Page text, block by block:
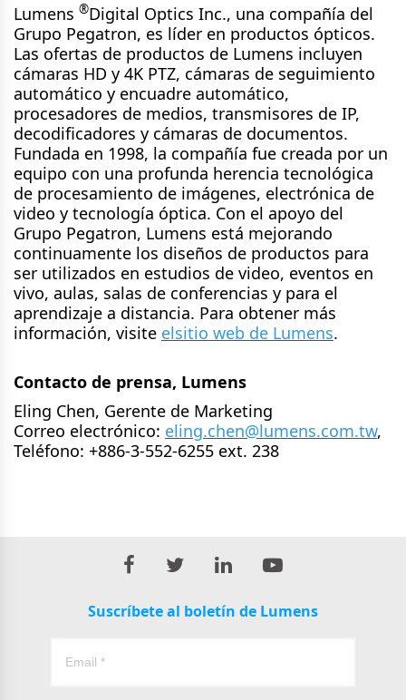
Lumens ®Digital Optics Inc., una compañía del
Grupo Pegatron, es líder en productos ópticos.
Las ofertas de productos de Lumens incluyen
cámaras HD y 4K PTZ, cámaras de seguimiento
automático y encuadre automático,
procesadores de medios, transmisores de IP,
decodificadores y cámaras de documentos.
Fundada en 1998, la compañía fue creada por un
equipo con una profunda herencia tecnológica
de procesamiento de imágenes, electrónica de
video y tecnología óptica. Con el apoyo del
Grupo Pegatron, Lumens está mejorando
continuamente los diseños de productos para
ser utilizados en estudios de video, eventos en
vivo, aulas, salas de conferencias y para el
aprendizaje a distancia. Para obtener más
información, visite elsitio web de Lumens.
Contacto de prensa, Lumens
Eling Chen, Gerente de Marketing
Correo electrónico: eling.chen@lumens.com.tw,
Teléfono: +886-3-552-6255 ext. 238
Suscríbete al boletín de Lumens